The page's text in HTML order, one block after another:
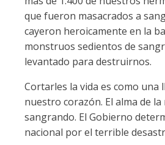
que fueron masacrados a
cayeron heroicamente en la
monstruos sedientos de
levantado para destruirnos.
Cortarles la vida es como una
nuestro corazón. El alma de la
sangrando. El Gobierno
nacional por el terrible